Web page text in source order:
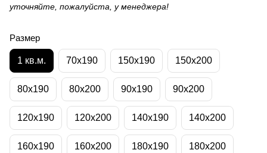
уточняйте, пожалуйста, у менеджера!
Размер
1 кв.м. 70x190 150x190 150x200
80x190 80x200 90x190 90x200
120x190 120x200 140x190 140x200
160x190 160x200 180x190 180x200